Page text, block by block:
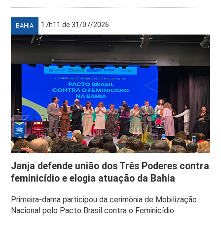
BAHIA 17h11 de 31/07/2026
Janja defende união dos Três Poderes contra
feminicídio e elogia atuação da Bahia
Primeira-dama participou da cerimônia de Mobilização
Nacional pelo Pacto Brasil contra o Feminicídio